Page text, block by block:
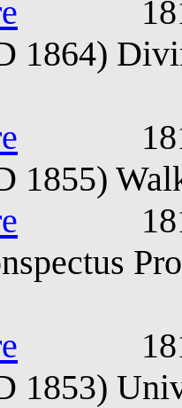
1815-
1864)
1815-
1855)
1815-
1815-
1853)